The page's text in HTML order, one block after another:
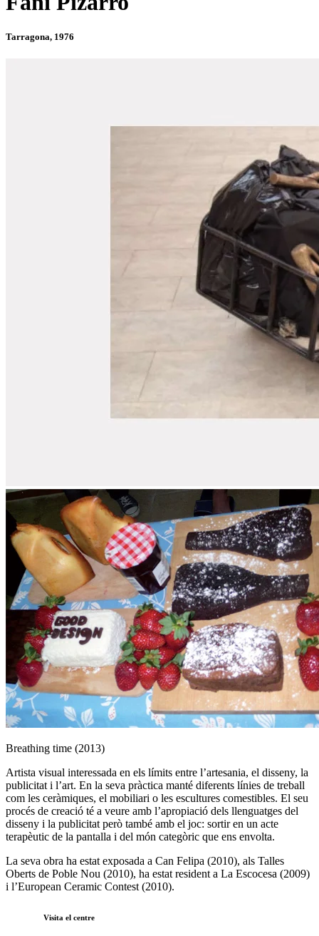
Tarragona, 1976
Breathing time (2013)
Artista visual interessada en els límits entre l’artesania, el disseny, la
publicitat i l’art. En la seva pràctica manté diferents línies de treball
com les ceràmiques, el mobiliari o les escultures comestibles. El seu
procés de creació té a veure amb l’apropiació dels llenguatges del
disseny i la publicitat però també amb el joc: sortir en un acte
terapèutic de la pantalla i del món categòric que ens envolta.
La seva obra ha estat exposada a Can Felipa (2010), als Talles
Oberts de Poble Nou (2010), ha estat resident a La Escocesa (2009)
i l’European Ceramic Contest (2010).
Visita el centre